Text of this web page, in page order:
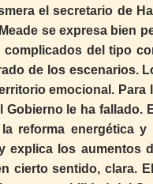
el secretario de
se expresa bien
del tipo
de los escenarios.
emocional.
le ha fallado.
reforma energética
explica los aumentos
cierto sentido, clara.